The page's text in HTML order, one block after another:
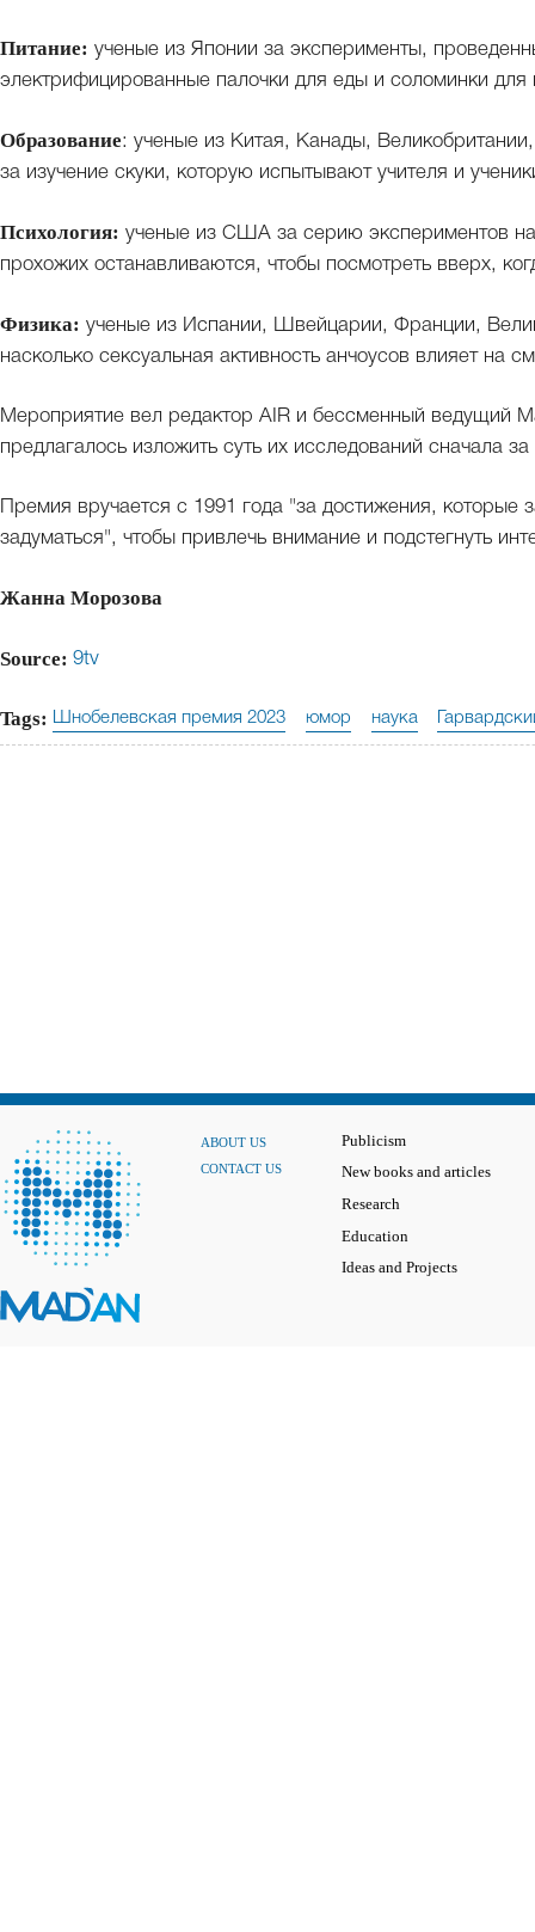
Питание: ученые из Японии за эксперименты,
электрифицированные палочки для еды и соломинки для
Образование: ученые из Китая, Канады,
за изучение скуки, которую испытывают учителя и
Психология: ученые из США за серию экспериментов
прохожих останавливаются, чтобы посмотреть вверх,
Физика: ученые из Испании, Швейцарии, Франции,
насколько сексуальная активность анчоусов влияет на
Мероприятие вел редактор AIR и бессменный
предлагалось изложить суть их исследований сначала
Премия вручается с 1991 года "за достижения,
задуматься", чтобы привлечь внимание и подстегнуть
Жанна Морозова
Source: 9tv
Tags: Шнобелевская премия 2023 юмор наука
ABOUT US
CONTACT US
Publicism
New books and articles
Research
Education
Ideas and Projects